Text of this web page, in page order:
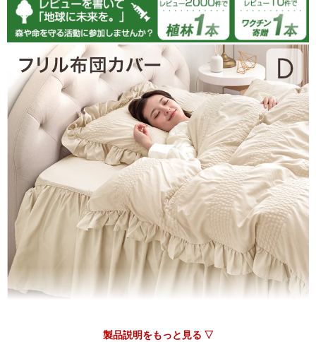
tansu-gen815304
セミダブルのピンクの掛け布団カバー3点セットを娘用に購
入。落ち着いたパープルよりのピンクで娘はとても気に入って
います。肌触りも気持ちいいです。
>>タンスのゲンが返信しました
この度はタンスのゲンをご利用いただき、誠にありがとう
ございます。
掛け布団カバーのお色味や肌触りにご満足いただけて嬉し
く思います。
またのご来店をお待ちしております。
05/20/2025
TANSU-GEN635339
とても可愛くて、簡単にベッドがキュートになりました！フリ
製品説明をもっと見る ▽